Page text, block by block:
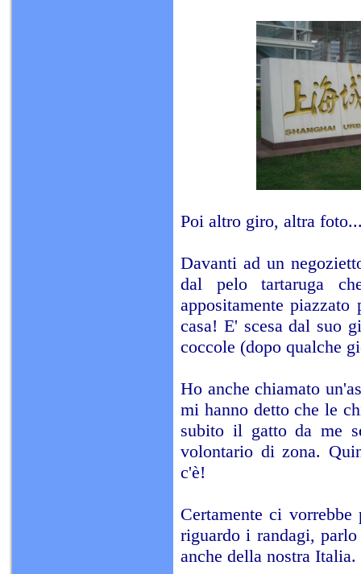
Poi altro giro, altra
Davanti ad un
dal pelo tartaruga
appositamente
casa! E' scesa dal suo
coccole (dopo qualche
Ho anche chiamato
mi hanno detto che le
subito il gatto da me
volontario di zona.
c'è!
Certamente ci
riguardo i randagi,
anche della nostra Italia.